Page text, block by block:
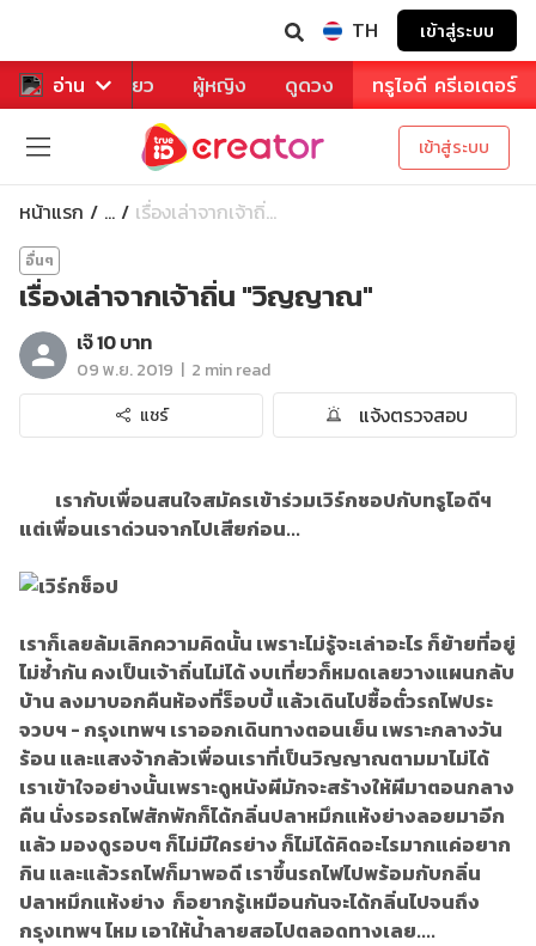
TH เข้าสู่ระบบ
อ่าน
หาร ท่องเที่ยว ผู้หญิง ดูดวง ทรูไอดี ครีเอเตอร์
เข้าสู่ระบบ
หน้าแรก ... เรื่องเล่าจากเจ้าถิ่...
อื่นๆ
เรื่องเล่าจากเจ้าถิ่น "วิญญาณ"
เจ๊ 10 บาท
09 พ.ย. 2019 | 2 min read
แชร์
แจ้งตรวจสอบ
เรากับเพื่อนสนใจสมัครเข้าร่วมเวิร์กชอปกับทรูไอดีฯ
แต่เพื่อนเราด่วนจากไปเสียก่อน...
เราก็เลยล้มเลิกความคิดนั้น เพราะไม่รู้จะเล่าอะไร ก็ย้ายที่อยู่
ไม่ซ้ำกัน คงเป็นเจ้าถิ่นไม่ได้ งบเที่ยวก็หมดเลยวางแผนกลับ
บ้าน ลงมาบอกคืนห้องที่ร็อบบี้ แล้วเดินไปซื้อตั๋วรถไฟประ
จวบฯ - กรุงเทพฯ เราออกเดินทางตอนเย็น เพราะกลางวัน
ร้อน และแสงจ้ากลัวเพื่อนเราที่เป็นวิญญาณตามมาไม่ได้
เราเข้าใจอย่างนั้นเพราะดูหนังผีมักจะสร้างให้ผีมาตอนกลาง
คืน นั่งรอรถไฟสักพักก็ได้กลิ่นปลาหมึกแห้งย่างลอยมาอีก
แล้ว มองดูรอบๆ ก็ไม่มีใครย่าง ก็ไม่ได้คิดอะไรมากแค่อยาก
กิน และแล้วรถไฟก็มาพอดี เราขึ้นรถไฟไปพร้อมกับกลิ่น
ปลาหมึกแห้งย่าง ก็อยากรู้เหมือนกันจะได้กลิ่นไปจนถึง
กรุงเทพฯ ไหม เอาให้น้ำลายสอไปตลอดทางเลย....